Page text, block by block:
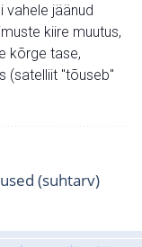
vahele jäänud
kiire muutus,
kõrge tase,
(satelliit "tõuseb"
(suhtarv)